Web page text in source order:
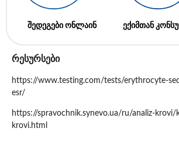
შედეგები ონლაინ ექიმთან
რესურსები
https://www.testing.com/tests/erythrocyte-
esr/
https://spravochnik.synevo.ua/ru/analiz-krovi/
krovi.html